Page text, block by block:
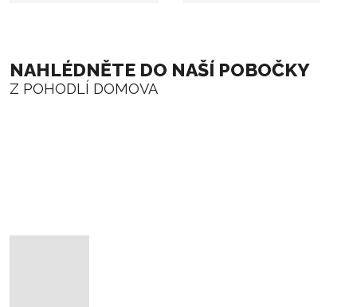
NAHLÉDNĚTE DO NAŠÍ POBOČKY
Z POHODLÍ DOMOVA